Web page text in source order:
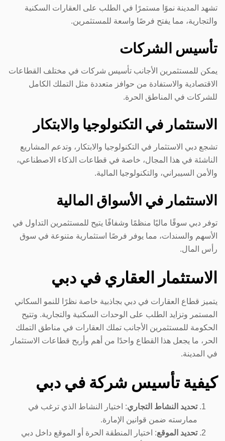
تشهد المدينة نموًا مستمرًا في الطلب على العقارات السكنية
والتجارية، مما يفتح فرصًا واسعة للمستثمرين.
تأسيس الشركات
يمكن للمستثمرين الأجانب تأسيس شركات في مختلف القطاعات
الاقتصادية والاستفادة من حوافز متعددة مثل التملك الكامل
للشركات في المناطق الحرة.
الاستثمار في التكنولوجيا والابتكار
تشجع دبي الاستثمار في التكنولوجيا والابتكار، وتدعم المشاريع
الناشئة في هذا المجال، خاصة في قطاعات الذكاء الاصطناعي،
والأمن السيبراني، والتكنولوجيا المالية.
الاستثمار في الأسواق المالية
توفر دبي سوقًا ماليًا منظمًا وشفافًا يتيح للمستثمرين التداول في
الأسهم والسندات، مما يوفر فرصًا استثمارية متنوعة في سوق
رأس المال.
الاستثمار العقاري في دبي
يتميز قطاع العقارات في دبي بجاذبية خاصة نظرًا للنمو السكاني
المستمر وتزايد الطلب على الوحدات السكنية والتجارية. وتتيح
الحكومة للمستثمرين الأجانب تملك العقارات في مناطق التملك
الحر، ما يجعل هذا القطاع واحدًا من أهم وأربح قطاعات الاستثمار
في المدينة.
كيفية تأسيس شركة في دبي
تحديد النشاط التجاري: اختيار النشاط الذي ترغب في
ممارسته ضمن قوانين الإمارة.
تحديد الموقع: اختيار المنطقة الحرة أو الموقع داخل دبي